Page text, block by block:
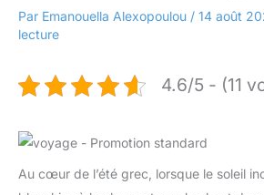
Par Emanouella Alexopoulou / 14 août
lecture
4.6/5 - (11
Au cœur de l’été grec, lorsque le soleil